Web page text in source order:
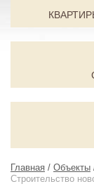
Главная / Объекты
Строительство